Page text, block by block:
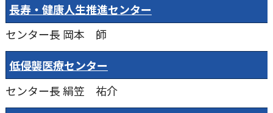
長寿・健康人生推進センター
センター長 岡本 師
低侵襲医療センター
センター長絹笠 祐介